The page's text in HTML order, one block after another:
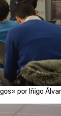
por Iñigo